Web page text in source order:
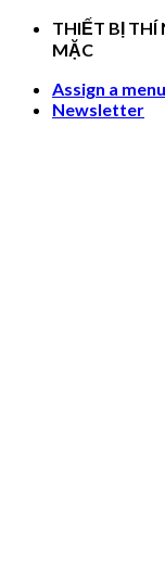
Skip
THIẾT BỊ THÍ
MẶC
Assign a
Newsletter